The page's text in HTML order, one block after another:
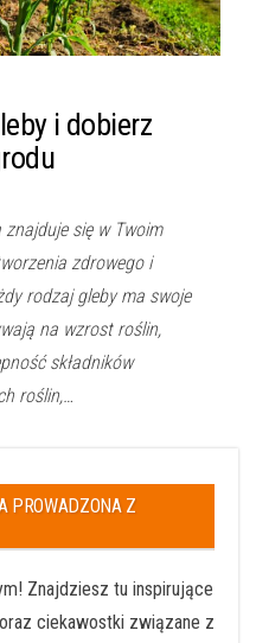
i dobierz
się w Twoim
zdrowego i
rodzaj gleby ma swoje
na wzrost roślin,
składników
roślin,…
PROWADZONA Z
Znajdziesz tu inspirujące
ciekawostki związane z